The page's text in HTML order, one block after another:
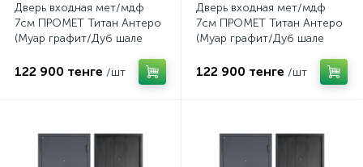
Дверь входная мет/мдф
7см ПРОМЕТ Титан Антеро
(Муар графит/Дуб шале
122 900 тенге /шт
Дверь входная мет/мдф
7см ПРОМЕТ Титан Антеро
(Муар графит/Дуб шале
122 900 тенге /шт